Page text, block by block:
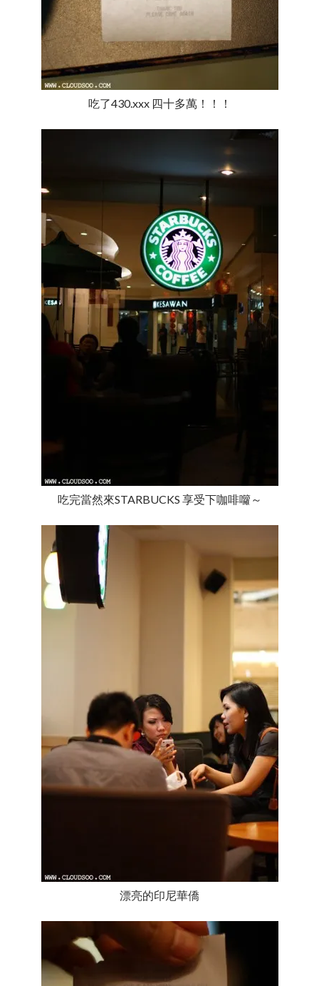
吃了430.xxx 四十多萬！！！
吃完當然來STARBUCKS 享受下咖啡囖～
漂亮的印尼華僑